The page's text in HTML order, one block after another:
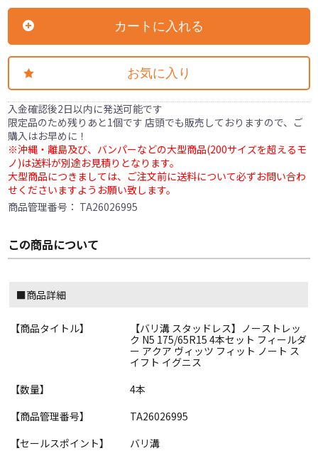
カートに入れる
お気に入り
入金確認後2日以内に発送可能です
限定品のため残りあと1個です 店頭でも販売しておりますので、ご
購入はお早めに！
※沖縄・離島及び、バンパーなどの大型商品(200サイズを超えるモ
ノ)は送料が別途お見積りとなります。
大型商品につきましては、ご注文前に送料について必ずお問い合わ
せくださいますようお願い致します。
商品管理番号： TA26026995
この商品について
■商品詳細
【商品タイトル】
【バリ溝 スタッドレス】ノーストレッ
ク N5 175/65R15 4本セット フィールダ
ー アクア ヴィッツ フィット ノート ス
イフト イグニス
【数量】
4本
【商品管理番号】
TA26026995
【セールスポイント】
バリ溝